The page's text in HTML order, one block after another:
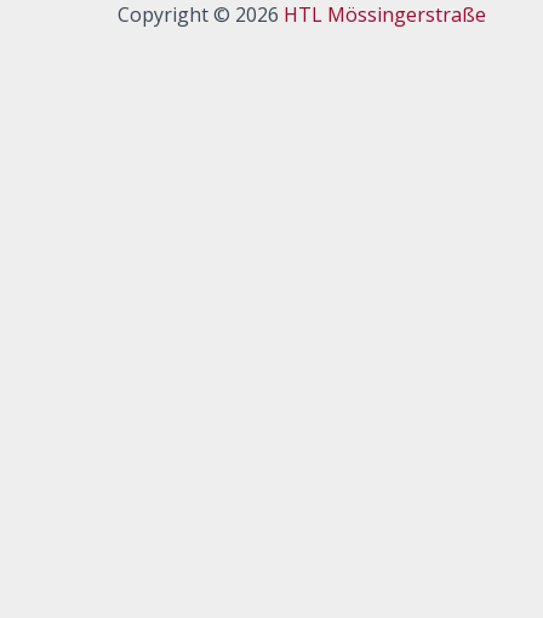
Copyright © 2026 HTL Mössingerstraße